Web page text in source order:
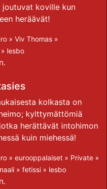
joutuvat koville kun
heräävät!
» Viv Thomas »
» lesbo
kolkasta on
kylttymättömiä
herättävät intohimon
kuin miehessä!
» eurooppalaiset » Private »
» fetissi » lesbo